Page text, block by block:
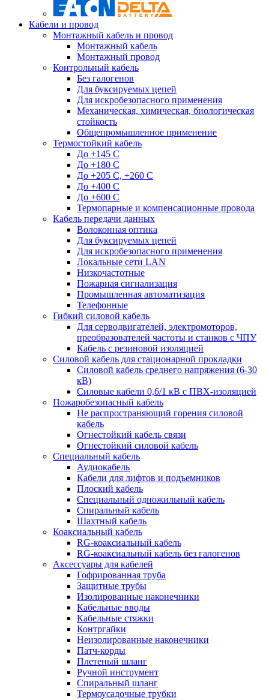
Кабели и провод
Монтажный кабель и провод
Монтажный кабель
Монтажный провод
Контрольный кабель
Без галогенов
Для буксируемых цепей
Для искробезопасного применения
Механическая, химическая, биологическая
стойкость
Общепромышленное применение
Термостойкий кабель
До +145 С
До +180 C
До +205 С, +260 С
До +400 C
До +600 С
Термопарные и компенсационные провода
Кабель передачи данных
Волоконная оптика
Для буксируемых цепей
Для искробезопасного применения
Локальные сети LAN
Низкочастотные
Пожарная сигнализация
Промышленная автоматизация
Телефонные
Гибкий силовой кабель
Для серводвигателей, электромоторов,
преобразователей частоты и станков с ЧПУ
Кабель с резиновой изоляцией
Силовой кабель для стационарной прокладки
Силовой кабель среднего напряжения (6-30
кВ)
Силовые кабели 0,6/1 кВ с ПВХ-изоляцией
Пожаробезопасный кабель
Не распространяющий горения силовой
кабель
Огнестойкий кабель связи
Огнестойкий силовой кабель
Специальный кабель
Аудиокабель
Кабели для лифтов и подъемников
Плоский кабель
Специальный одножильный кабель
Спиральный кабель
Шахтный кабель
Коаксиальный кабель
RG-коаксиальный кабель
RG-коаксиальный кабель без галогенов
Аксессуары для кабелей
Гофрированная труба
Защитные трубы
Изолированные наконечники
Кабельные вводы
Кабельные стяжки
Контргайки
Неизолированные наконечники
Патч-корды
Плетеный шланг
Ручной инструмент
Спиральный шланг
Термоусадочные трубки